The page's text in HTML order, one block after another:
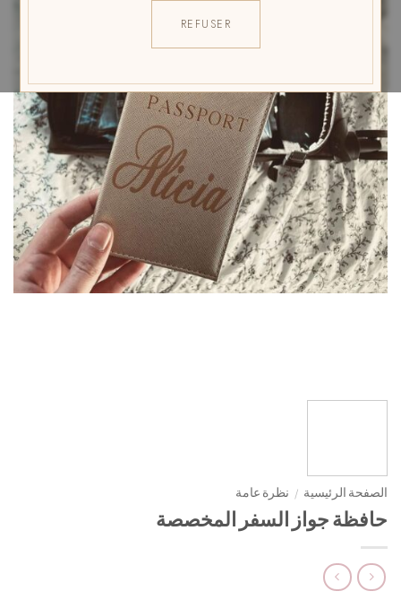
REFUSER
الصفحة الرئيسية / نظرة عامة
حافظة جواز السفر المخصصة